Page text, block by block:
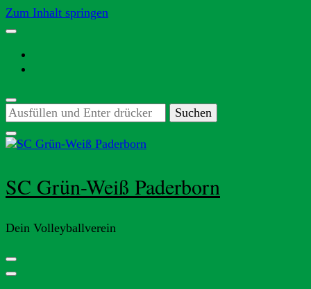
Zum Inhalt springen
Suchst
du
nach
etwas?
SC Grün-Weiß Paderborn
Dein Volleyballverein